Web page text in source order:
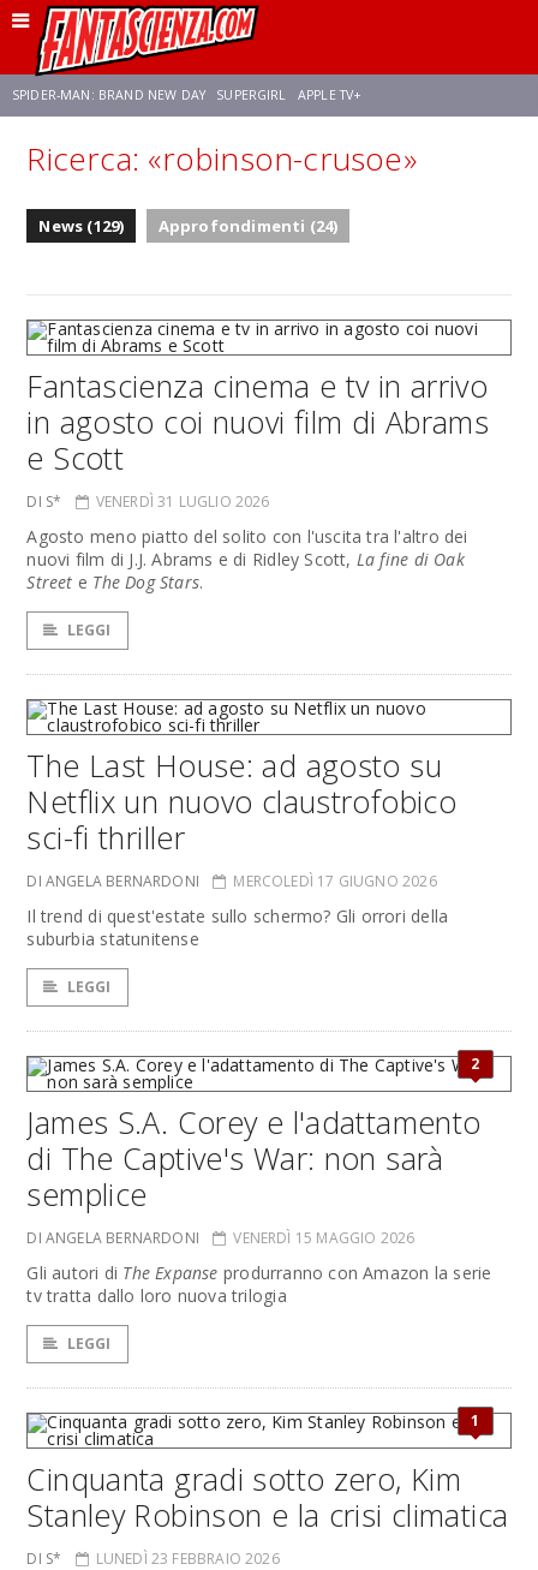
SPIDER-MAN: BRAND NEW DAY SUPERGIRL APPLE TV+
FRANCO RICCIARDIELLO ZENDAYA STAR TREK AVENGERS: DOOMSDAY
Ricerca: «robinson-crusoe»
News (129) Approfondimenti (24)
Fantascienza cinema e tv in arrivo
in agosto coi nuovi film di Abrams
e Scott
DI S* VENERDÌ 31 LUGLIO 2026
Agosto meno piatto del solito con l'uscita tra l'altro dei
nuovi film di J.J. Abrams e di Ridley Scott, La fine di Oak
Street e The Dog Stars.
LEGGI
The Last House: ad agosto su
Netflix un nuovo claustrofobico
sci-fi thriller
DI ANGELA BERNARDONI MERCOLEDÌ 17 GIUGNO 2026
Il trend di quest'estate sullo schermo? Gli orrori della
suburbia statunitense
LEGGI
2
James S.A. Corey e l'adattamento
di The Captive's War: non sarà
semplice
DI ANGELA BERNARDONI VENERDÌ 15 MAGGIO 2026
Gli autori di The Expanse produrranno con Amazon la serie
tv tratta dallo loro nuova trilogia
LEGGI
1
Cinquanta gradi sotto zero, Kim
Stanley Robinson e la crisi climatica
DI S* LUNEDÌ 23 FEBBRAIO 2026